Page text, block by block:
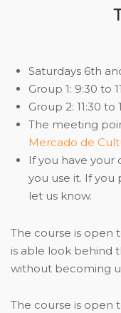
Saturdays 6th
Group 1: 9:30 to
Group 2: 11:30 to
The meeting
Mercado de
If you have
you use it. If you
let us know.
The course is open
is able look behind
without becoming
The course is open